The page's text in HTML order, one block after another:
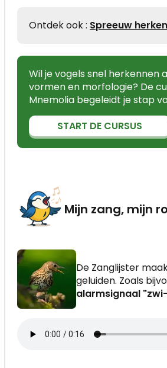
Ontdek ook : Spreeuw
Wil je vogels snel herkennen
vormen en morfologie? De
Mnemolia begeleidt je stap
START DE CURSUS
Mijn zang, mijn
De Zanglijster
geluiden. Zoals
alarmsignaal